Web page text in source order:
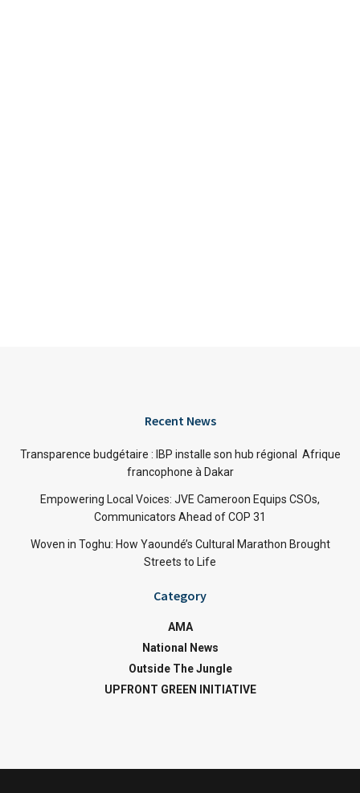
Recent News
Transparence budgétaire : IBP installe son hub régional Afrique
francophone à Dakar
Empowering Local Voices: JVE Cameroon Equips CSOs,
Communicators Ahead of COP 31
Woven in Toghu: How Yaoundé’s Cultural Marathon Brought
Streets to Life
Category
AMA
National News
Outside The Jungle
UPFRONT GREEN INITIATIVE